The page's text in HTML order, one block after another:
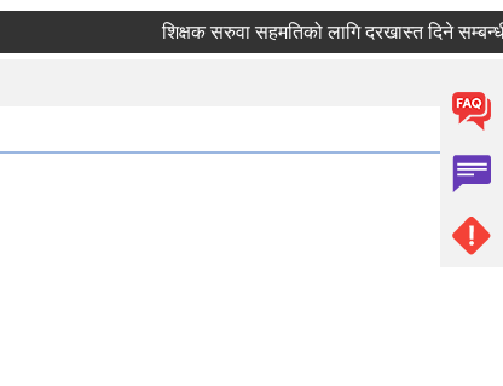
शिक्षक सरुवा सहमतिको लागि दरखास्त दिने